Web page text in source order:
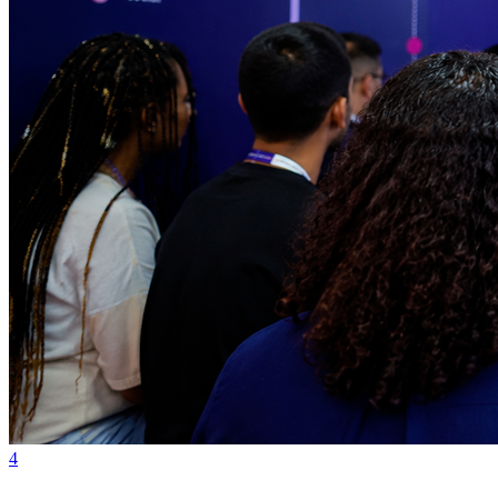
Atlético-MG
4